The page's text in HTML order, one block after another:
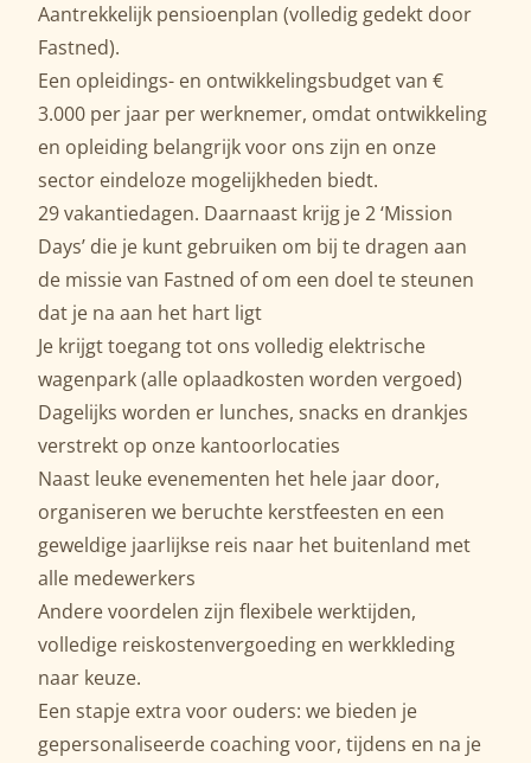
Aantrekkelijk pensioenplan (volledig gedekt door
Fastned).
Een opleidings- en ontwikkelingsbudget van €
3.000 per jaar per werknemer, omdat ontwikkeling
en opleiding belangrijk voor ons zijn en onze
sector eindeloze mogelijkheden biedt.
29 vakantiedagen. Daarnaast krijg je 2 ‘Mission
Days’ die je kunt gebruiken om bij te dragen aan
de missie van Fastned of om een doel te steunen
dat je na aan het hart ligt
Je krijgt toegang tot ons volledig elektrische
wagenpark (alle oplaadkosten worden vergoed)
Dagelijks worden er lunches, snacks en drankjes
verstrekt op onze kantoorlocaties
Naast leuke evenementen het hele jaar door,
organiseren we beruchte kerstfeesten en een
geweldige jaarlijkse reis naar het buitenland met
alle medewerkers
Andere voordelen zijn flexibele werktijden,
volledige reiskostenvergoeding en werkkleding
naar keuze.
Een stapje extra voor ouders: we bieden je
gepersonaliseerde coaching voor, tijdens en na je